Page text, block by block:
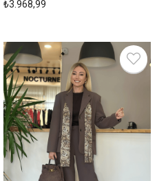
₺3.968,99
%57